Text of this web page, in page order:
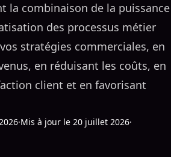
la combinaison de la puissance
des processus métier
stratégies commerciales, en
en réduisant les coûts, en
client et en favorisant
·Mis à jour le 20 juillet 2026·